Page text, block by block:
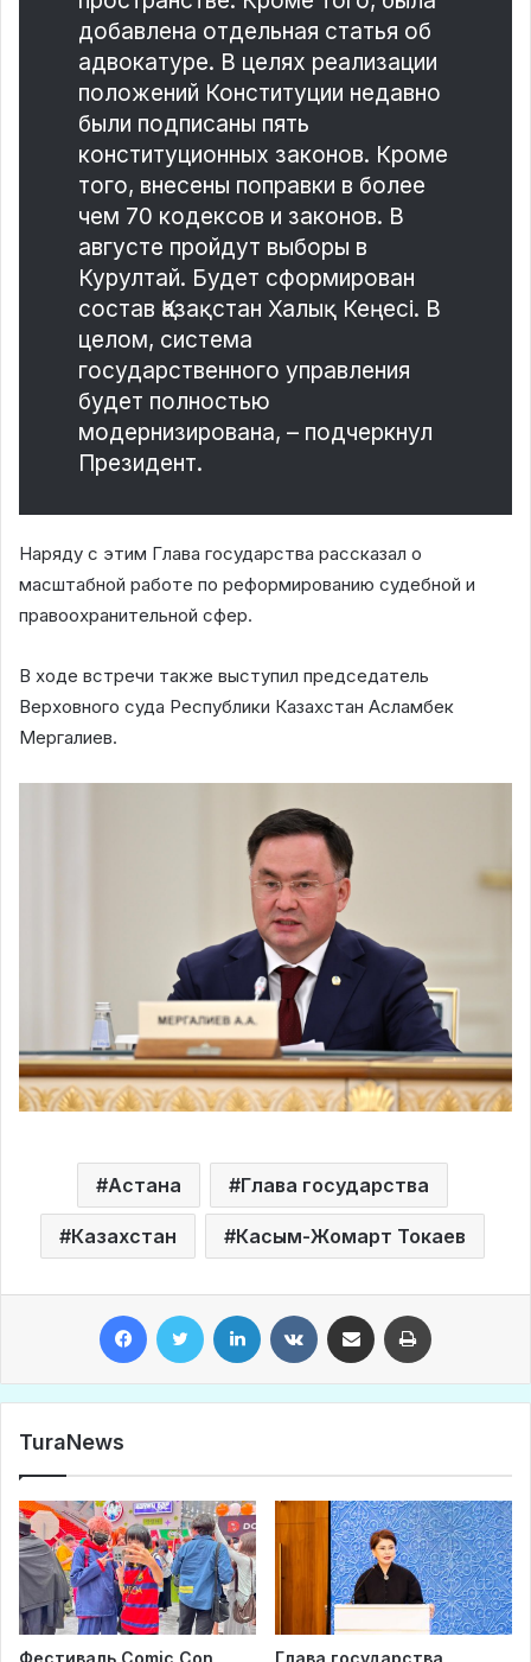
добавлена отдельная статья об
адвокатуре. В целях реализации
положений Конституции недавно
были подписаны пять
конституционных законов. Кроме
того, внесены поправки в более
чем 70 кодексов и законов. В
августе пройдут выборы в
Курултай. Будет сформирован
состав Қазақстан Халық Кеңесі. В
целом, система
государственного управления
будет полностью
модернизирована, – подчеркнул
Президент.
Наряду с этим Глава государства рассказал о
масштабной работе по реформированию судебной и
правоохранительной сфер.
В ходе встречи также выступил председатель
Верховного суда Республики Казахстан Асламбек
Мергалиев.
Астана Глава государства
Казахстан Касым-Жомарт Токаев
TuraNews
Фестиваль Comic Con Глава государства